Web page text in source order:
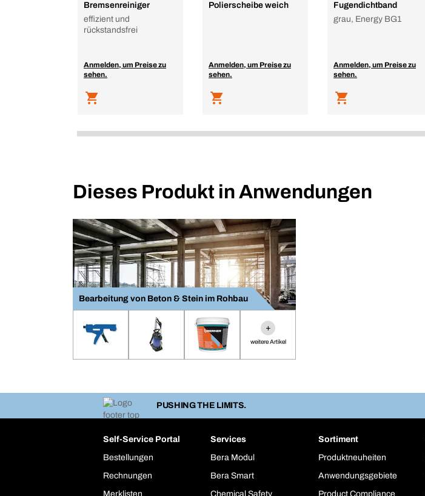
Bremsenreiniger
effizient und
rückstandsfrei
Anmelden, um Preise zu
sehen.
Polierscheibe weich
Anmelden, um Preise zu
sehen.
Fugendichtband
grau, Energy BG1
Anmelden, um Preise zu
sehen.
Dieses Produkt in Anwendungen
Bearbeitung von Beton & Stein im Rohbau
+
weitere Artikel
PUSHING THE LIMITS.
Self-Service Portal
Bestellungen
Rechnungen
Merklisten
Services
Bera Modul
Bera Smart
Chemical Safety
Sortiment
Produktneuheiten
Anwendungsgebiete
Product Compliance